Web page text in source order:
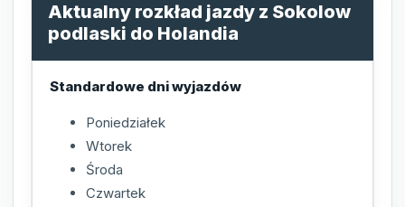
Aktualny rozkład jazdy z Sokolow
podlaski do Holandia
Standardowe dni wyjazdów
Poniedziałek
Wtorek
Środa
Czwartek